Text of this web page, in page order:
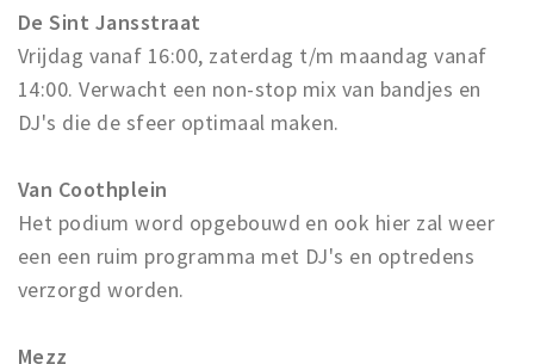
De Sint Jansstraat
Vrijdag vanaf 16:00, zaterdag t/m maandag vanaf
14:00. Verwacht een non-stop mix van bandjes en
DJ's die de sfeer optimaal maken.
Van Coothplein
Het podium word opgebouwd en ook hier zal weer
een een ruim programma met DJ's en optredens
verzorgd worden.
Mezz